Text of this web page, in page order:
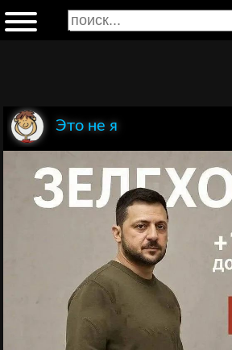
Это не я